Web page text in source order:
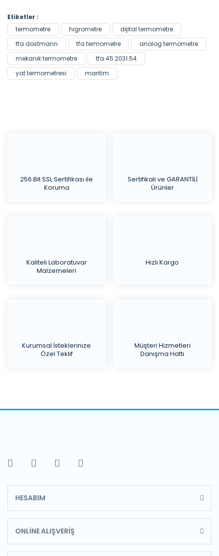
Etiketler :
termometre
higrometre
dijital termometre
tfa dostmann
tfa termometre
analog termometre
mekanik termometre
tfa 45.2031.54
yat termometresi
maritim
256 Bit SSL Sertifikası ile
Koruma
Sertifikalı ve GARANTİLİ
Ürünler
Kaliteli Laboratuvar
Malzemeleri
Hızlı Kargo
Kurumsal İsteklerinize
Özel Teklif
Müşteri Hizmetleri
Danışma Hattı
HESABIM
ONLİNE ALIŞVERİŞ